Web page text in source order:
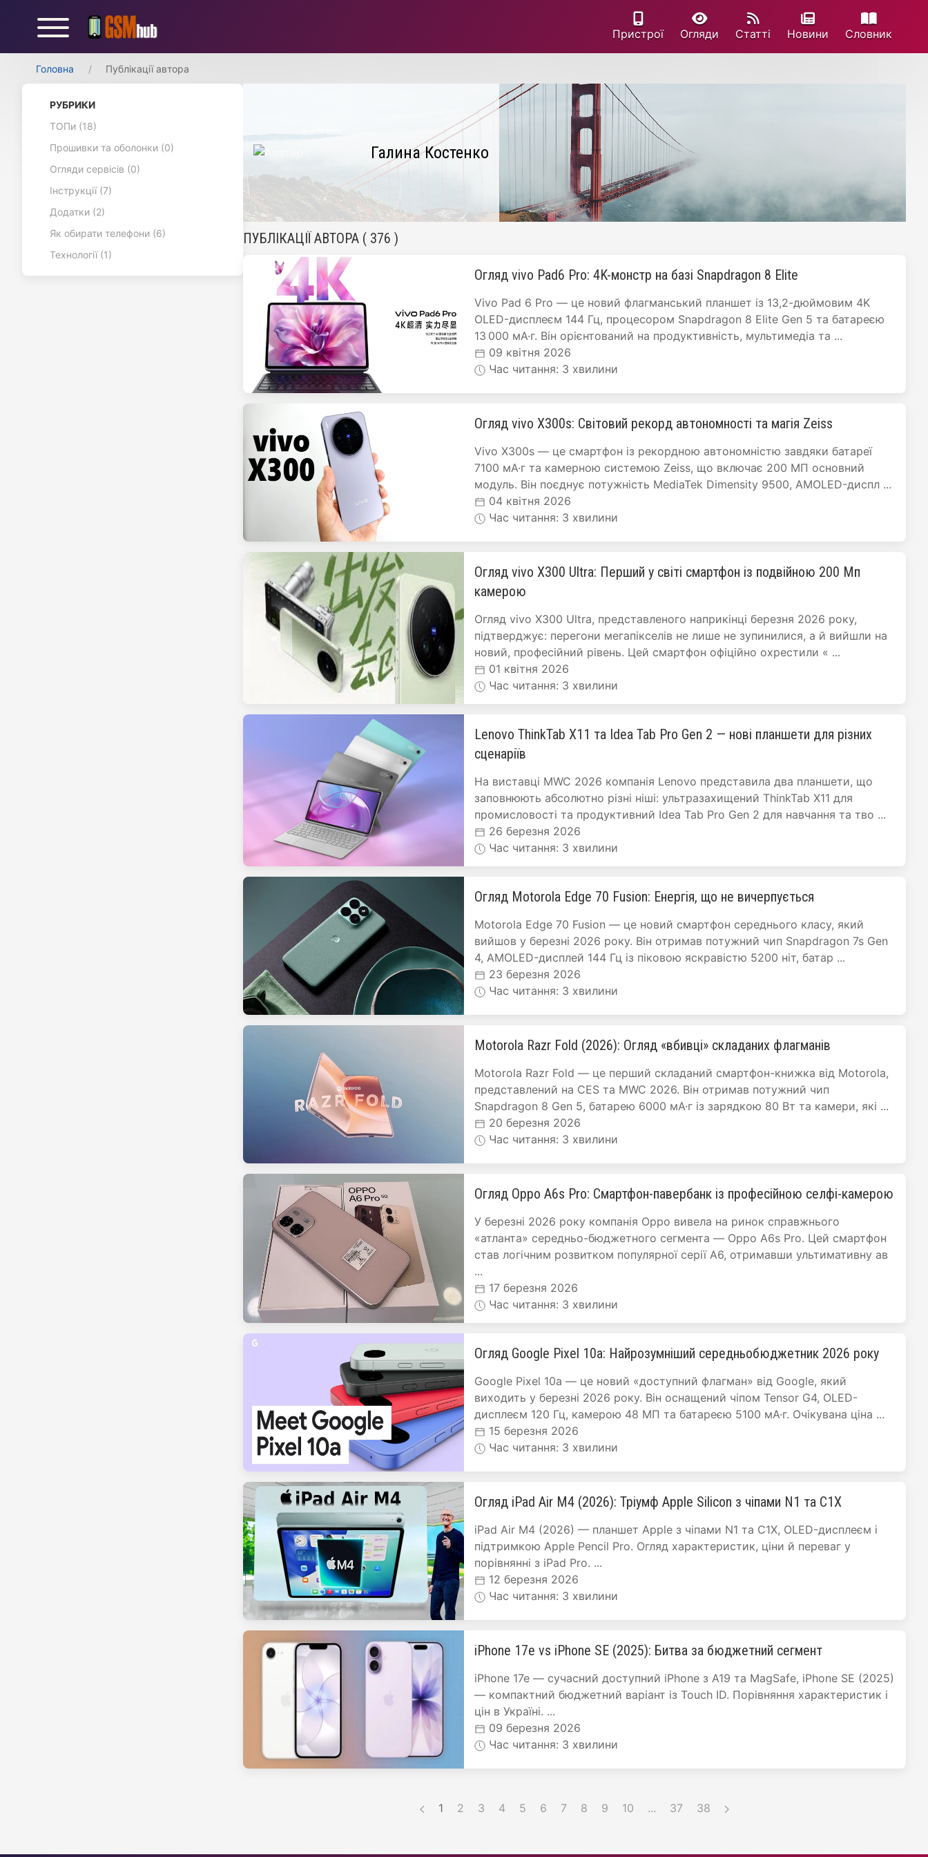
Пристрої Огляди Статті Новини Cловник
Головна Публікації автора
РУБРИКИ
ТОПи (18)
Прошивки та оболонки (0)
Огляди сервісів (0)
Інструкції (7)
Додатки (2)
Як обирати телефони (6)
Технології (1)
Галина Костенко
ПУБЛІКАЦІЇ АВТОРА ( 376 )
Огляд vivo Pad6 Pro: 4K-монстр на базі Snapdragon 8 Elite
Vivo Pad 6 Pro — це новий флагманський планшет із 13,2-дюймовим 4K
OLED-дисплеєм 144 Гц, процесором Snapdragon 8 Elite Gen 5 та батареєю
13 000 мА·г. Він орієнтований на продуктивність, мультимедіа та ...
09 квітня 2026
Час читання: 3 хвилини
Огляд vivo X300s: Світовий рекорд автономності та магія Zeiss
Vivo X300s — це смартфон із рекордною автономністю завдяки батареї
7100 мА·г та камерною системою Zeiss, що включає 200 МП основний
модуль. Він поєднує потужність MediaTek Dimensity 9500, AMOLED-диспл ...
04 квітня 2026
Час читання: 3 хвилини
Огляд vivo X300 Ultra: Перший у світі смартфон із подвійною 200 Мп
камерою
Огляд vivo X300 Ultra, представленого наприкінці березня 2026 року,
підтверджує: перегони мегапікселів не лише не зупинилися, а й вийшли на
новий, професійний рівень. Цей смартфон офіційно охрестили « ...
01 квітня 2026
Час читання: 3 хвилини
Lenovo ThinkTab X11 та Idea Tab Pro Gen 2 — нові планшети для різних
сценаріїв
На виставці MWC 2026 компанія Lenovo представила два планшети, що
заповнюють абсолютно різні ніші: ультразахищений ThinkTab X11 для
промисловості та продуктивний Idea Tab Pro Gen 2 для навчання та тво ...
26 березня 2026
Час читання: 3 хвилини
Огляд Motorola Edge 70 Fusion: Енергія, що не вичерпується
Motorola Edge 70 Fusion — це новий смартфон середнього класу, який
вийшов у березні 2026 року. Він отримав потужний чип Snapdragon 7s Gen
4, AMOLED-дисплей 144 Гц із піковою яскравістю 5200 ніт, батар ...
23 березня 2026
Час читання: 3 хвилини
Motorola Razr Fold (2026): Огляд «вбивці» складаних флагманів
Motorola Razr Fold — це перший складаний смартфон-книжка від Motorola,
представлений на CES та MWC 2026. Він отримав потужний чип
Snapdragon 8 Gen 5, батарею 6000 мА·г із зарядкою 80 Вт та камери, які ...
20 березня 2026
Час читання: 3 хвилини
Огляд Oppo A6s Pro: Смартфон-павербанк із професійною селфі-камерою
У березні 2026 року компанія Oppo вивела на ринок справжнього
«атланта» середньо-бюджетного сегмента — Oppo A6s Pro. Цей смартфон
став логічним розвитком популярної серії A6, отримавши ультимативну ав
...
17 березня 2026
Час читання: 3 хвилини
Огляд Google Pixel 10a: Найрозумніший середньобюджетник 2026 року
Google Pixel 10a — це новий «доступний флагман» від Google, який
виходить у березні 2026 року. Він оснащений чіпом Tensor G4, OLED-
дисплеєм 120 Гц, камерою 48 МП та батареєю 5100 мА·г. Очікувана ціна ...
15 березня 2026
Час читання: 3 хвилини
Огляд iPad Air M4 (2026): Тріумф Apple Silicon з чіпами N1 та C1X
iPad Air M4 (2026) — планшет Apple з чіпами N1 та C1X, OLED-дисплеєм і
підтримкою Apple Pencil Pro. Огляд характеристик, ціни й переваг у
порівнянні з iPad Pro. ...
12 березня 2026
Час читання: 3 хвилини
iPhone 17e vs iPhone SE (2025): Битва за бюджетний сегмент
iPhone 17e — сучасний доступний iPhone з A19 та MagSafe, iPhone SE (2025)
— компактний бюджетний варіант із Touch ID. Порівняння характеристик і
цін в Україні. ...
09 березня 2026
Час читання: 3 хвилини
1 2 3 4 5 6 7 8 9 10 ... 37 38